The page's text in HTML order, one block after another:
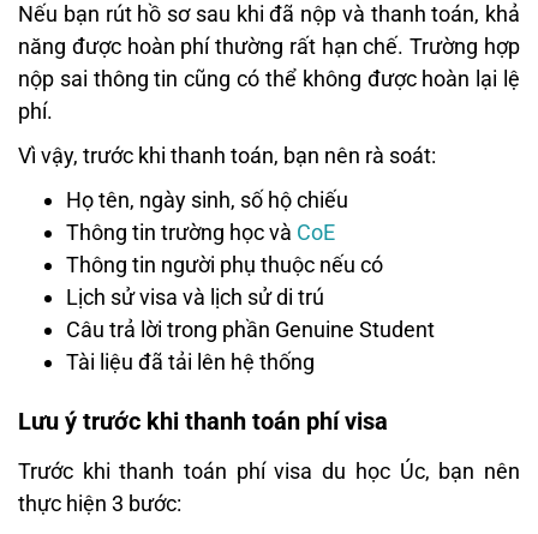
Nếu bạn rút hồ sơ sau khi đã nộp và thanh toán, khả
năng được hoàn phí thường rất hạn chế. Trường hợp
nộp sai thông tin cũng có thể không được hoàn lại lệ
phí.
Vì vậy, trước khi thanh toán, bạn nên rà soát:
Họ tên, ngày sinh, số hộ chiếu
Thông tin trường học và CoE
Thông tin người phụ thuộc nếu có
Lịch sử visa và lịch sử di trú
Câu trả lời trong phần Genuine Student
Tài liệu đã tải lên hệ thống
Lưu ý trước khi thanh toán phí visa
Trước khi thanh toán phí visa du học Úc, bạn nên
thực hiện 3 bước: